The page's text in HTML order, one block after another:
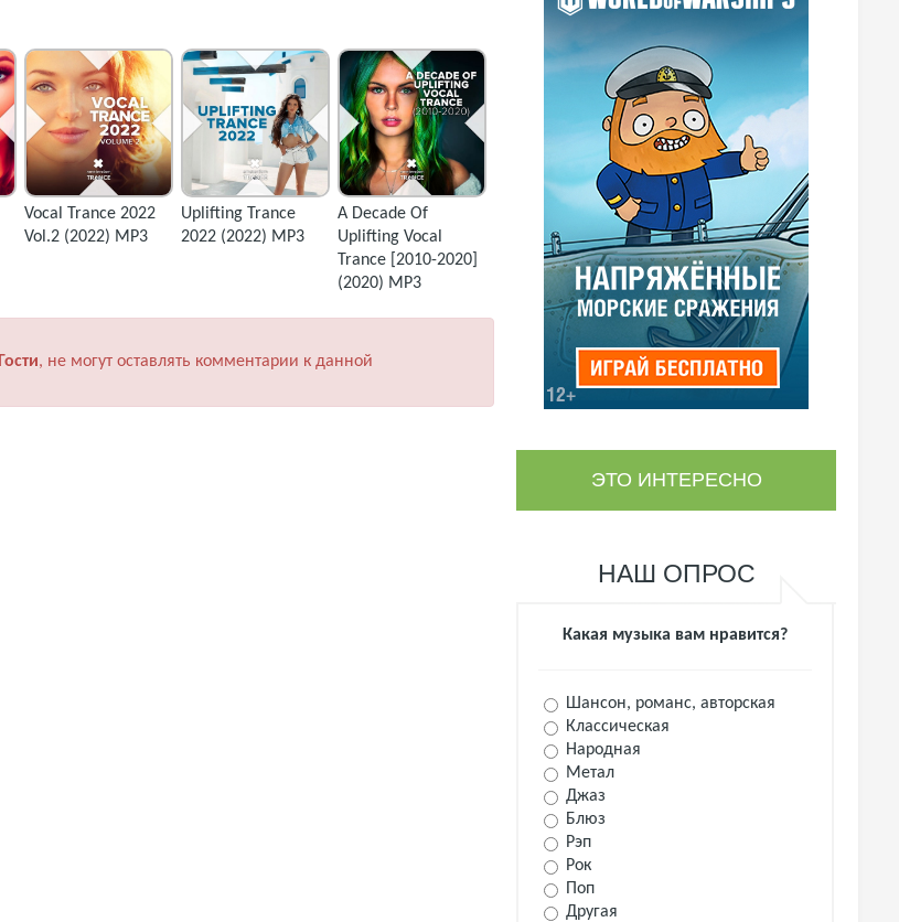
Vocal Trance 2022
Vol.2 (2022) MP3
Uplifting Trance
2022 (2022) MP3
A Decade Of
Uplifting Vocal
Trance [2010-2020]
(2020) MP3
Гости, не могут оставлять комментарии к данной
ЭТО ИНТЕРЕСНО
НАШ ОПРОС
Какая музыка вам нравится?
Шансон, романс, авторская
Классическая
Народная
Метал
Джаз
Блюз
Рэп
Рок
Поп
Другая